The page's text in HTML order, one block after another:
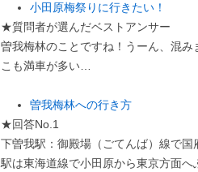
小田原梅祭りに行きたい！
★質問者が選んだベストアンサー
曽我梅林のことですね！うーん、混
こも満車が多い…
曽我梅林への行き方
★回答No.1
下曽我駅：御殿場（ごてんば）線で
駅は東海道線で小田原から東京方面へ